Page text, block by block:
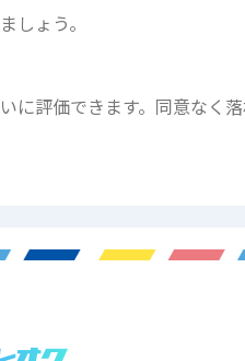
しょう。
評価できます。同意なく